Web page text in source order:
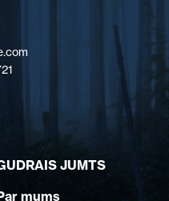
JUMTS
mums